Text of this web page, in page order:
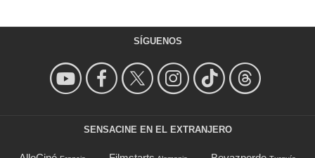
SÍGUENOS
SENSACINE EN EL EXTRANJERO